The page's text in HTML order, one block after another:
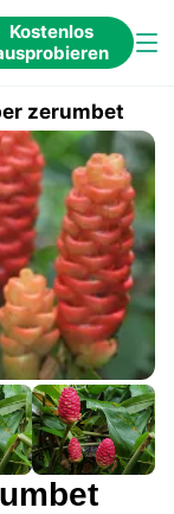
Kostenlos
zerumbet